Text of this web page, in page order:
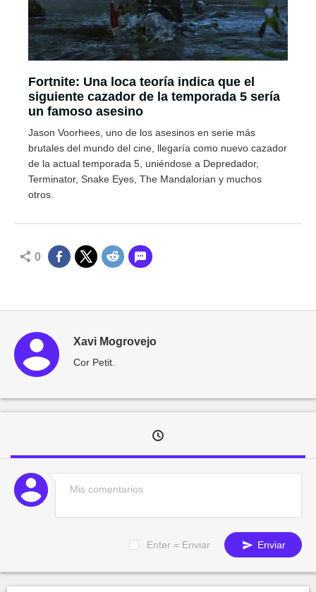
Fortnite: Una loca teoría indica que el
siguiente cazador de la temporada 5 sería
un famoso asesino
Jason Voorhees, uno de los asesinos en serie más
brutales del mundo del cine, llegaría como nuevo cazador
de la actual temporada 5, uniéndose a Depredador,
Terminator, Snake Eyes, The Mandalorian y muchos
otros.
0
Xavi Mogrovejo
Cor Petit.
Enter = Enviar Enviar